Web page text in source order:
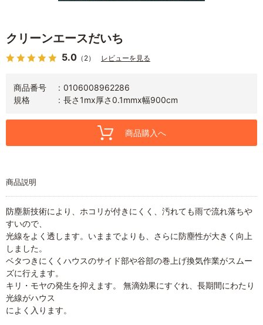
クリーンエースだいち
5.0 （2） レビューを見る
商品番号
0106008962286
規格
長さ1mx厚さ0.1mmx幅900cm
商品購入へ
商品説明
防塵新技術により、ホコリが付きにくく、汚れても雨で流れ落ちや
すいので、
光線をよく透します。いままでよりも、さらに防塵性が大きく向上
しました。
ベタつきにくくハウスのサイド部や谷部の巻上げ換気作業がスムー
ズに行えます。
キリ・モヤの発生を抑えます。 無滴効果にすぐれ、長期間にわたり
光線がハウス
によく入ります。